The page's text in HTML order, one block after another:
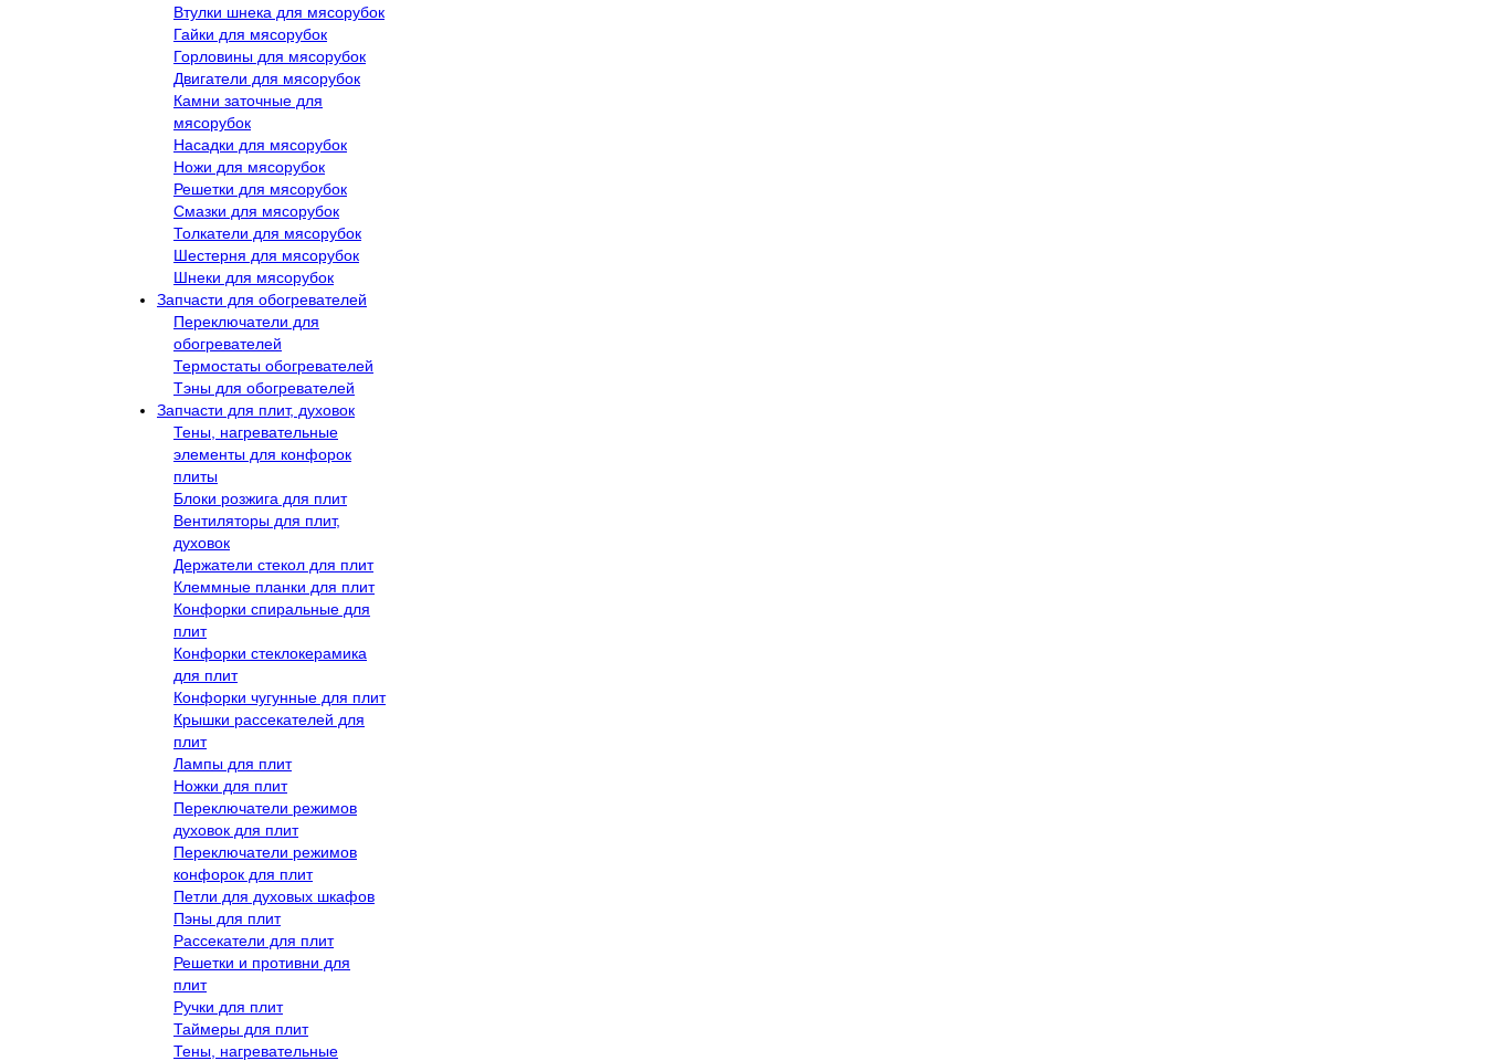
Втулки шнека для мясорубок
Гайки для мясорубок
Горловины для мясорубок
Двигатели для мясорубок
Камни заточные для
мясорубок
Насадки для мясорубок
Ножи для мясорубок
Решетки для мясорубок
Смазки для мясорубок
Толкатели для мясорубок
Шестерня для мясорубок
Шнеки для мясорубок
Запчасти для обогревателей
Переключатели для
обогревателей
Термостаты обогревателей
Тэны для обогревателей
Запчасти для плит, духовок
Тены, нагревательные
элементы для конфорок
плиты
Блоки розжига для плит
Вентиляторы для плит,
духовок
Держатели стекол для плит
Клеммные планки для плит
Конфорки спиральные для
плит
Конфорки стеклокерамика
для плит
Конфорки чугунные для плит
Крышки рассекателей для
плит
Лампы для плит
Ножки для плит
Переключатели режимов
духовок для плит
Переключатели режимов
конфорок для плит
Петли для духовых шкафов
Пэны для плит
Рассекатели для плит
Решетки и противни для
плит
Ручки для плит
Таймеры для плит
Тены, нагревательные